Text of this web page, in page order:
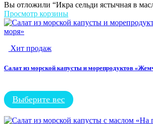
Вы отложили “Икра сельди ястычная в
Просмотр корзины
Хит продаж
Салат из морской капусты и морепродуктов
Выберите вес
Этот
имеет